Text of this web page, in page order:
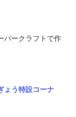
パークラフトで作
ょう特設コーナ